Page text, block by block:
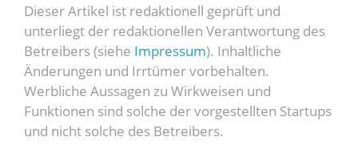
Dieser Artikel ist redaktionell geprüft und
unterliegt der redaktionellen Verantwortung des
Betreibers (siehe Impressum). Inhaltliche
Änderungen und Irrtümer vorbehalten.
Werbliche Aussagen zu Wirkweisen und
Funktionen sind solche der vorgestellten Startups
und nicht solche des Betreibers.